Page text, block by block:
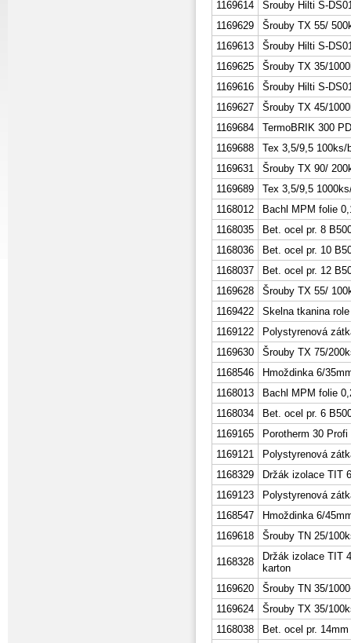
1169614
Šrouby Hilti S-
1169629
Šrouby TX 55/
1169613
Šrouby Hilti S-
1169625
Šrouby TX 35/
1169616
Šrouby Hilti S-
1169627
Šrouby TX 45/
1169684
TermoBRIK 300
1169688
Tex 3,5/9,5 100ks/
1169631
Šrouby TX 90/
1169689
Tex 3,5/9,5
1168012
Bachl MPM folie
1168035
Bet. ocel pr. 8
1168036
Bet. ocel pr. 10
1168037
Bet. ocel pr. 12
1169628
Šrouby TX 55/
1169422
Skelna tkanina
1169122
Polystyrenová
1169630
Šrouby TX 75/
1168546
Hmoždinka 6/
1168013
Bachl MPM folie
1168034
Bet. ocel pr. 6
1169165
Porotherm 30
1169121
Polystyrenová
1168329
Držák izolace TIT
1169123
Polystyrenová
1168547
Hmoždinka 6/
1169618
Šrouby TN 25/
1168328
Držák izolace TIT
karton
1169620
Šrouby TN 35/
1169624
Šrouby TX 35/
1168038
Bet. ocel pr. 14mm